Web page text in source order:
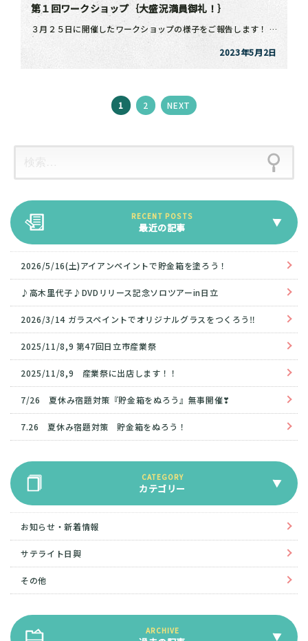
第１回ワークショップ｛大盛況満員御礼！｝
３月２５日に開催したワークショップの様子をご報告します！ 当初予定していた以上のご予約をいただき、記 […]
2023年5月2日
1 固
定
2 NEXT
最近の記事
2026/5/16(土)アイアンペイントで貯金箱を塗ろう！
♪高木里代子♪DVDリリース記念ソロツアーin日立
2026/3/14 ガラスペイントでオリジナルグラスをつくろう‼
2025/11/8,9 第47回日立市産業祭
2025/11/8,9 産業祭に出店します！！
7/26 夏休み宿題対策『貯金箱をぬろう』無事開催❣
7.26 夏休み宿題対策 貯金箱をぬろう！
カテゴリー
お知らせ・新着情報
サテライト日興
その他